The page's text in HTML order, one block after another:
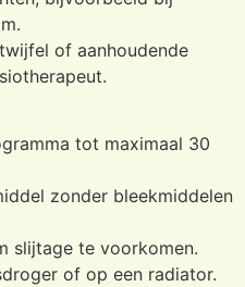
of aanhoudende
tot maximaal 30
zonder bleekmiddelen
slijtage te voorkomen.
of op een radiator.